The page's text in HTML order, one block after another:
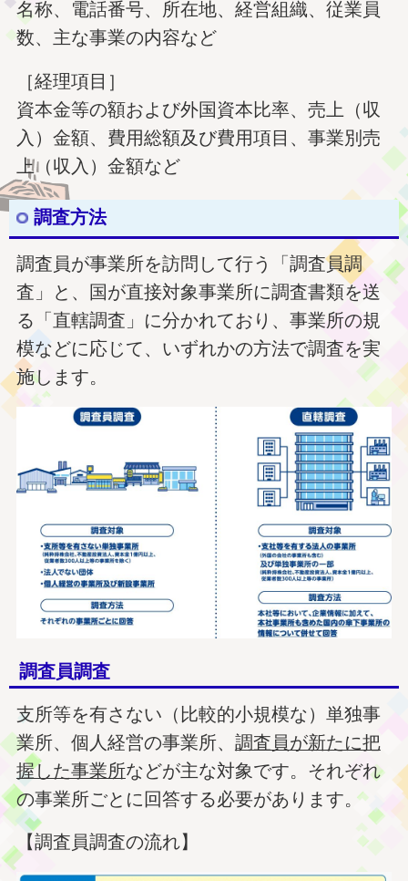
名称、電話番号、所在地、経営組織、従業員
数、主な事業の内容など
［経理項目］
資本金等の額および外国資本比率、売上（収
入）金額、費用総額及び費用項目、事業別売
上（収入）金額など
調査方法
調査員が事業所を訪問して行う「調査員調
査」と、国が直接対象事業所に調査書類を送
る「直轄調査」に分かれており、事業所の規
模などに応じて、いずれかの方法で調査を実
施します。
調査員調査
支所等を有さない（比較的小規模な）単独事
業所、個人経営の事業所、 調査員が新たに把
握した事業所などが主な対象です。それぞれ
の事業所ごとに回答する必要があります。
【調査員調査の流れ】